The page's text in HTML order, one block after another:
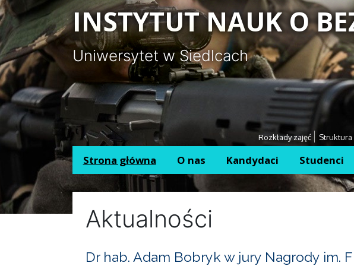
Panel zarządzania plikami cookies
INSTYTUT NAUK O
Uniwersytet w Siedlcach
Rozkłady zajęć
Strona główna O nas Kandydaci Studenci
Aktualności
Dr hab. Adam Bobryk w jury Nagrody im.